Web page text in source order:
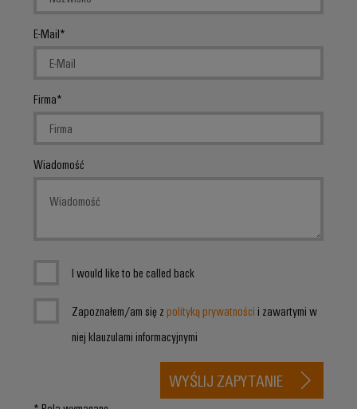
bezpieczeństwo
nowoczesnych
sieci
Tradycyjne
wytwarzanie
energii
sprawdzonych
Uzdatnianie
oczyszczanie
Oznaczniki
przemysłowe
Oświetlenie
przemysłowe
Infrastruktura
sterowniczej
Usługa
montażu
E-Mail
Firma
Wiadomość
I would like to be called back
Zapoznałem/am się z polityką prywatności i zawartymi w
niej klauzulami informacyjnymi
WYŚLIJ ZAPYTANIE